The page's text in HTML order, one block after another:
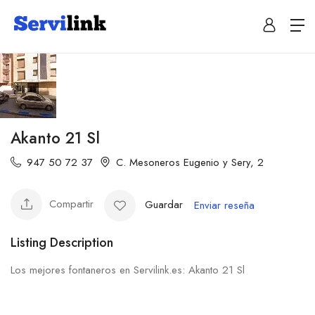
Akanto 21 Sl
947 50 72 37 C. Mesoneros Eugenio y Sery, 2
Compartir Guardar Enviar reseña
Listing Description
Los mejores fontaneros en Servilink.es: Akanto 21 Sl